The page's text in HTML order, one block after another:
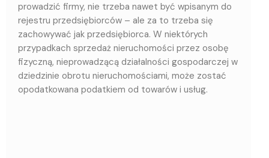
prowadzić firmy, nie trzeba nawet być wpisanym do
rejestru przedsiębiorców – ale za to trzeba się
zachowywać jak przedsiębiorca. W niektórych
przypadkach sprzedaż nieruchomości przez osobę
fizyczną, nieprowadzącą działalności gospodarczej w
dziedzinie obrotu nieruchomościami, może zostać
opodatkowana podatkiem od towarów i usług.